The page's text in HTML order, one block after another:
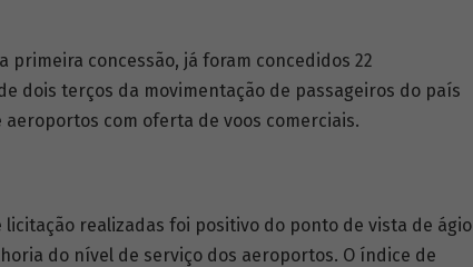
primeira concessão, já foram concedidos 22
dois terços da movimentação de passageiros do país
com oferta de voos comerciais.
realizadas foi positivo do ponto de vista de ágio
do nível de serviço dos aeroportos. O índice de